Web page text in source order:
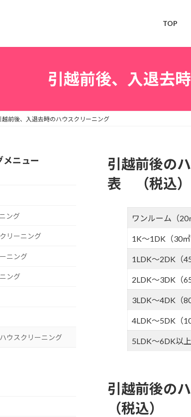
TOP
引越前後、入退去
越前後、入退去時のハウスクリーニング
引越前後の
表 （税込）
ワンルーム（20
1K～1DK（30㎡
1LDK～2DK（
2LDK～3DK（
3LDK～4DK（
4LDK～5DK（
5LDK～6DK以上
引越前後の
（税込）
メニュー
ング
リーニング
ニング
ング
ウスクリーニング